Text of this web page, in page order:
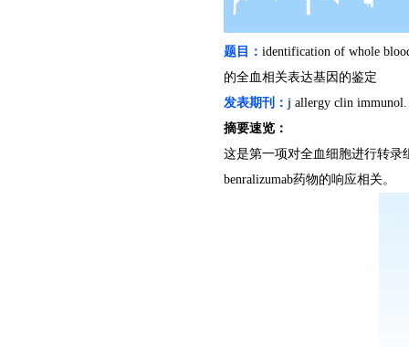
题目： identification of whole
的全血相关表达基因的鉴定
发表期刊： j allergy clin
摘要速览：
这是第一项对全血细胞进行转录
benralizumab药物的响应相关。